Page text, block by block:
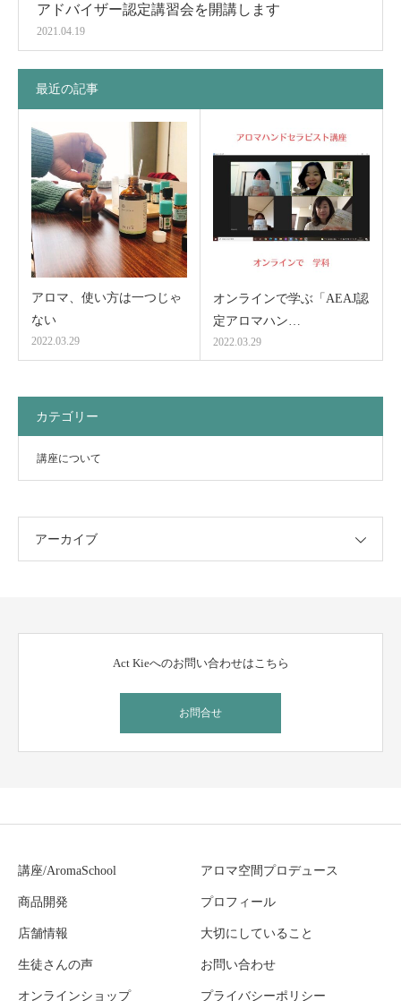
アドバイザー認定講習会を開講します
2021.04.19
最近の記事
アロマ、使い方は一つじゃ
ない
2022.03.29
オンラインで学ぶ「AEAJ認
定アロマハン…
2022.03.29
カテゴリー
講座について
アーカイブ
Act Kieへのお問い合わせはこちら
お問合せ
講座/AromaSchool アロマ空間プロデュース
商品開発 プロフィール
店舗情報 大切にしていること
生徒さんの声 お問い合わせ
オンラインショップ プライバシーポリシー